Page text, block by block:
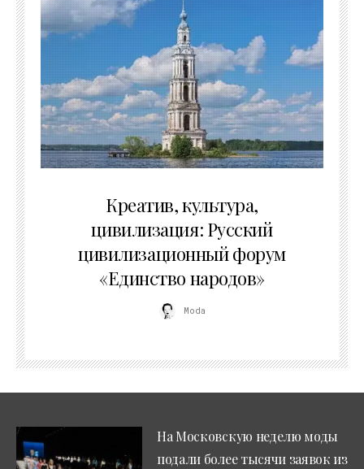
Креатив, культура,
цивилизация: Русский
цивилизационный форум
«Единство народов»
Moda
На Московскую неделю моды
подали более тысячи заявок из